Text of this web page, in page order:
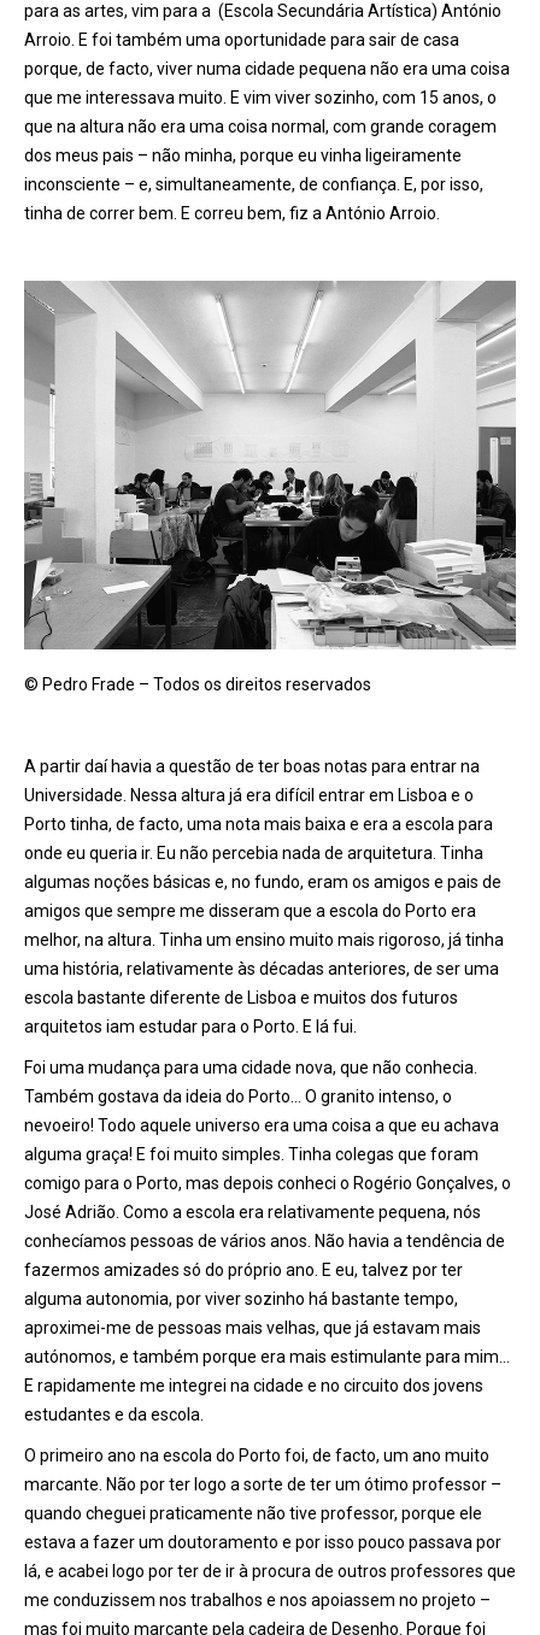
para as artes, vim para a (Escola Secundária Artística) António
Arroio. E foi também uma oportunidade para sair de casa
porque, de facto, viver numa cidade pequena não era uma coisa
que me interessava muito. E vim viver sozinho, com 15 anos, o
que na altura não era uma coisa normal, com grande coragem
dos meus pais – não minha, porque eu vinha ligeiramente
inconsciente – e, simultaneamente, de confiança. E, por isso,
tinha de correr bem. E correu bem, fiz a António Arroio.
© Pedro Frade – Todos os direitos reservados
A partir daí havia a questão de ter boas notas para entrar na
Universidade. Nessa altura já era difícil entrar em Lisboa e o
Porto tinha, de facto, uma nota mais baixa e era a escola para
onde eu queria ir. Eu não percebia nada de arquitetura. Tinha
algumas noções básicas e, no fundo, eram os amigos e pais de
amigos que sempre me disseram que a escola do Porto era
melhor, na altura. Tinha um ensino muito mais rigoroso, já tinha
uma história, relativamente às décadas anteriores, de ser uma
escola bastante diferente de Lisboa e muitos dos futuros
arquitetos iam estudar para o Porto. E lá fui.
Foi uma mudança para uma cidade nova, que não conhecia.
Também gostava da ideia do Porto… O granito intenso, o
nevoeiro! Todo aquele universo era uma coisa a que eu achava
alguma graça! E foi muito simples. Tinha colegas que foram
comigo para o Porto, mas depois conheci o Rogério Gonçalves, o
José Adrião. Como a escola era relativamente pequena, nós
conhecíamos pessoas de vários anos. Não havia a tendência de
fazermos amizades só do próprio ano. E eu, talvez por ter
alguma autonomia, por viver sozinho há bastante tempo,
aproximei-me de pessoas mais velhas, que já estavam mais
autónomos, e também porque era mais estimulante para mim…
E rapidamente me integrei na cidade e no circuito dos jovens
estudantes e da escola.
O primeiro ano na escola do Porto foi, de facto, um ano muito
marcante. Não por ter logo a sorte de ter um ótimo professor –
quando cheguei praticamente não tive professor, porque ele
estava a fazer um doutoramento e por isso pouco passava por
lá, e acabei logo por ter de irà procura de outros professores que
me conduzissem nos trabalhos e nos apoiassem no projeto –
mas foi muito marcante pela cadeira de Desenho. Porque foi